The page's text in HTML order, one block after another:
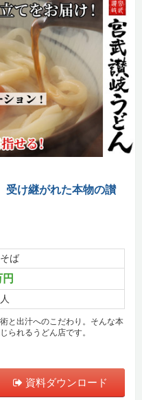
受け継がれた本物の讃
ば
と出汁へのこだわり。そんな本
られるうどん店です。
資料ダウンロード